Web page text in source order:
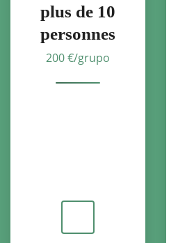
plus de 10
personnes
200 €/grupo